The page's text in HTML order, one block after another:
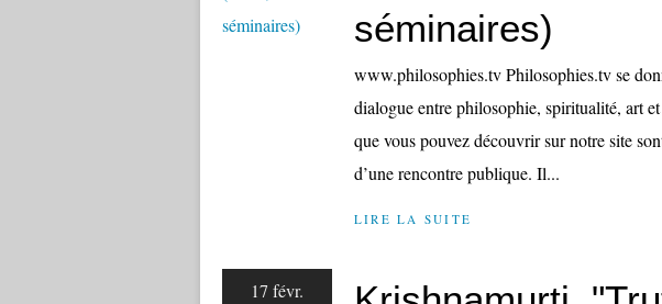
séminaires)
www.philosophies.tv Philosophies.tv se
dialogue entre philosophie, spiritualité, art
que vous pouvez découvrir sur notre site
d’une rencontre publique. Il...
LIRE LA SUITE
17 févr.